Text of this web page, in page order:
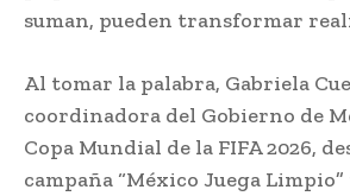
suman, pueden transformar
Al tomar la palabra, Gabriela
coordinadora del Gobierno de
Copa Mundial de la FIFA 2026,
campaña “México Juega